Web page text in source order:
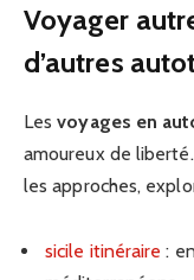
Voyager
d’autres
Lesvoyages en
amoureux de
les approches,
sicile itinéraire :